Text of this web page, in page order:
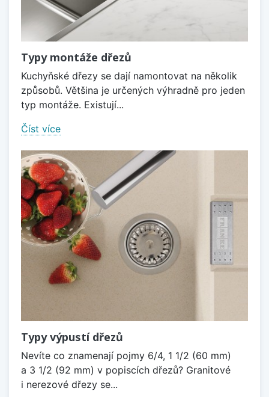
Typy montáže dřezů
Kuchyňské dřezy se dají namontovat na několik
způsobů. Většina je určených výhradně pro jeden
typ montáže. Existují...
Číst více
Typy výpustí dřezů
Nevíte co znamenají pojmy 6/4, 1 1/2 (60 mm)
a 3 1/2 (92 mm) v popiscích dřezů? Granitové
i nerezové dřezy se...